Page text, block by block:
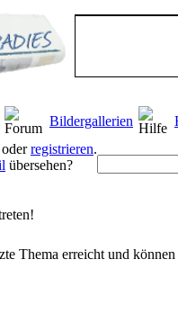
Bildergallerien
oderregistrieren.
übersehen?
Thema erreicht und